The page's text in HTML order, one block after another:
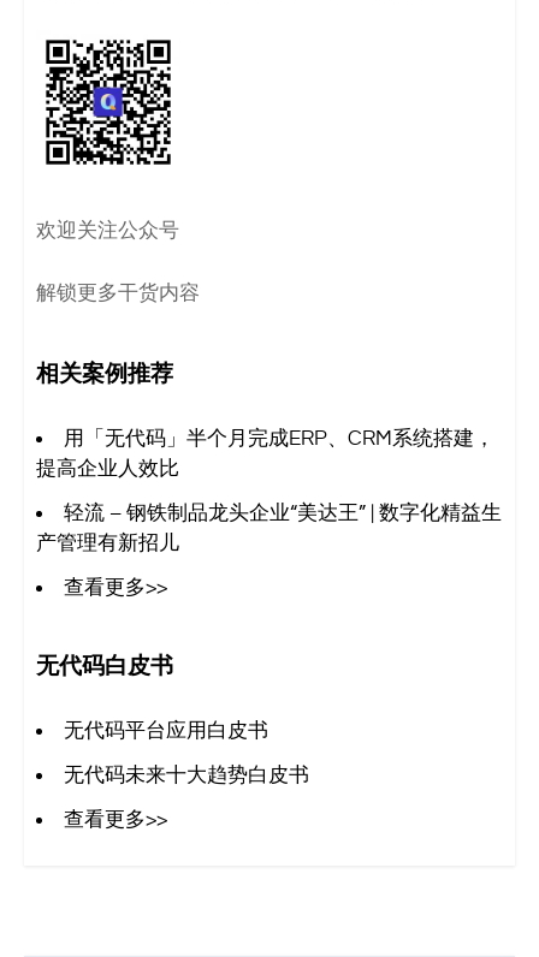
白
皮
欢迎关注公众号
解锁更多干货内容
相关案例推荐
用「无代码」半个月完成ERP、CRM系统搭建，
提高企业人效比
轻流 – 钢铁制品龙头企业“美达王” | 数字化精益生
产管理有新招儿
查看更多>>
无代码白皮书
无代码平台应用白皮书
无代码未来十大趋势白皮书
查看更多>>